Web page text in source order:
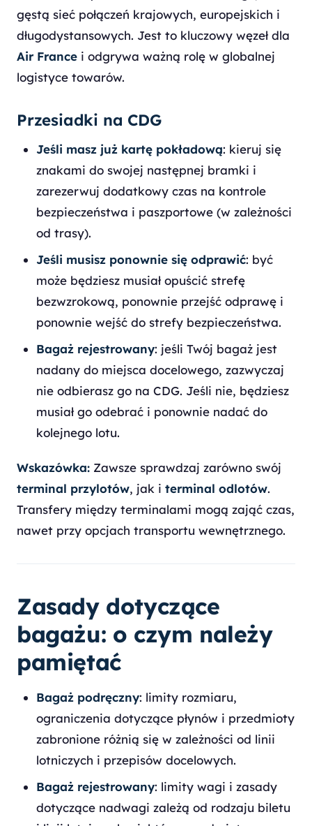
gęstą sieć połączeń krajowych, europejskich i
długodystansowych. Jest to kluczowy węzeł dla
Air France i odgrywa ważną rolę w globalnej
logistyce towarów.
Przesiadki na CDG
Jeśli masz już kartę pokładową: kieruj się
znakami do swojej następnej bramki i
zarezerwuj dodatkowy czas na kontrole
bezpieczeństwa i paszportowe (w zależności
od trasy).
Jeśli musisz ponownie się odprawić: być
może będziesz musiał opuścić strefę
bezwzrokową, ponownie przejść odprawę i
ponownie wejść do strefy bezpieczeństwa.
Bagaż rejestrowany: jeśli Twój bagaż jest
nadany do miejsca docelowego, zazwyczaj
nie odbierasz go na CDG. Jeśli nie, będziesz
musiał go odebrać i ponownie nadać do
kolejnego lotu.
Wskazówka: Zawsze sprawdzaj zarówno swój
terminal przylotów, jak i terminal odlotów.
Transfery między terminalami mogą zająć czas,
nawet przy opcjach transportu wewnętrznego.
Zasady dotyczące
bagażu: o czym należy
pamiętać
Bagaż podręczny: limity rozmiaru,
ograniczenia dotyczące płynów i przedmioty
zabronione różnią się w zależności od linii
lotniczych i przepisów docelowych.
Bagaż rejestrowany: limity wagi i zasady
dotyczące nadwagi zależą od rodzaju biletu